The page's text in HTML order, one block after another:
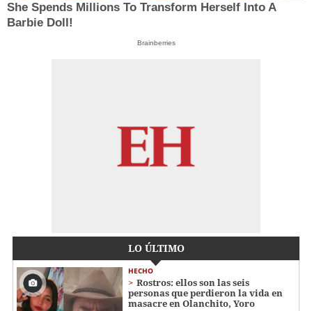
She Spends Millions To Transform Herself Into A
Barbie Doll!
Brainberries
LO ÚLTIMO
HECHO
Rostros: ellos son las seis
personas que perdieron la vida en
masacre en Olanchito, Yoro